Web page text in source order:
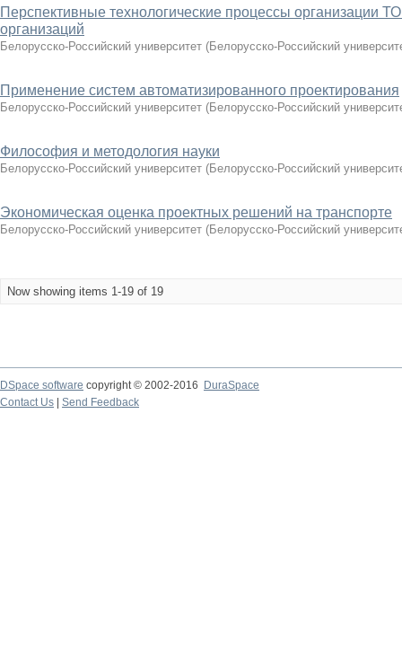
Перспективные технологические процессы организации
организаций
Белорусско-Российский университет (Белорусско-Российский
Применение систем автоматизированного проектирования
Белорусско-Российский университет (Белорусско-Российский
Философия и методология науки
Белорусско-Российский университет (Белорусско-Российский
Экономическая оценка проектных решений на транспорте
Белорусско-Российский университет (Белорусско-Российский
Now showing items 1-19 of 19
DSpace software copyright © 2002-2016
DuraSpace
Contact Us
Send Feedback